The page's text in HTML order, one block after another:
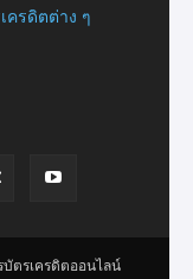
ครดิตต่าง ๆ
บัตรเครดิตออนไลน์